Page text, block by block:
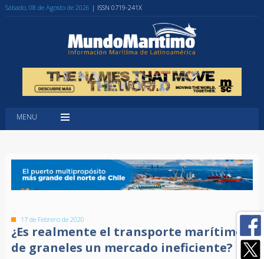
Sábado, 08 de Agosto de 2026 | ISSN 0719-241X
MENU
17 de Febrero de 2020
¿Es realmente el transporte marítimo
de graneles un mercado ineficiente?